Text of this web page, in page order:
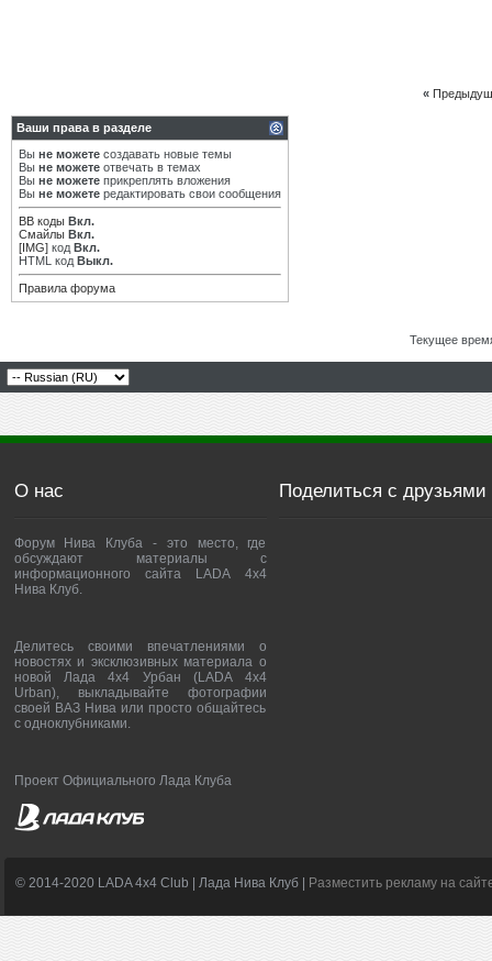
«
Ваши права в разделе
Вы не можете создавать новые темы
Вы не можете отвечать в темах
Вы не можете прикреплять вложения
Вы не можете редактировать свои сообщения
BB коды Вкл.
Смайлы Вкл.
[IMG] код Вкл.
HTML код Выкл.
Правила форума
Текущее
О нас
Форум Нива Клуба - это место, где
обсуждают материалы с
информационного сайта LADA 4x4
Нива Клуб.
Делитесь своими впечатлениями о
новостях и эксклюзивных материала о
новой Лада 4х4 Урбан (LADA 4x4
Urban), выкладывайте фотографии
своей ВАЗ Нива или просто общайтесь
с одноклубниками.
Проект Официального Лада Клуба
Поделиться с друзьями
© 2014-2020 LADA 4x4 Club | Лада Нива Клуб | Разместить рекламу на